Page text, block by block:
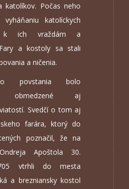
katolíkov. Počas neho
katolíckych
k ich vraždám a
a kostoly sa stali
a ničenia.
povstania bolo
obmedzené aj
Svedčí o tom aj
farára, ktorý do
poznačil, že na
Apoštola 30.
vtrhli do mesta
a brezniansky kostol